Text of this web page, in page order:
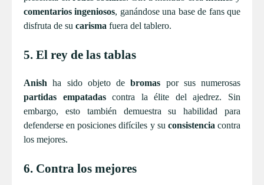
comentarios ingeniosos, ganándose una base de fans que
disfruta de su carisma fuera del tablero.
5. El rey de las tablas
Anish ha sido objeto debromas por sus numerosas
partidas empatadascontra la élite del ajedrez. Sin
embargo, esto también demuestra su habilidad para
defenderse en posiciones difíciles y su consistencia contra
los mejores.
6. Contra los mejores